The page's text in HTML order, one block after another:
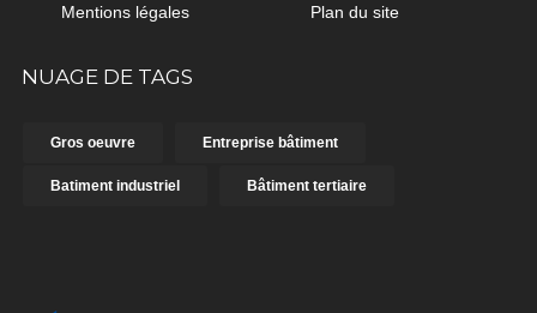
Mentions légales
Plan du site
NUAGE DE TAGS
Gros oeuvre Entreprise bâtiment
Batiment industriel Bâtiment tertiaire